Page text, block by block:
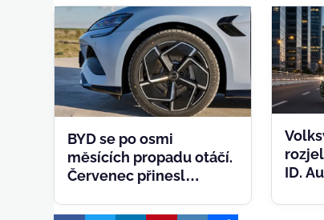
BYD se po osmi
měsících propadu otáčí.
Červenec přinesl
nejvyšší prodeje roku
ID.